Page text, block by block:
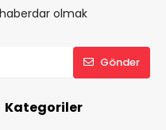
olmak
Gönder
Kategoriler